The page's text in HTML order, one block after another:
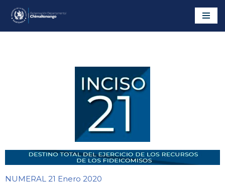
Saltar
NUMERAL 21 Enero 2020